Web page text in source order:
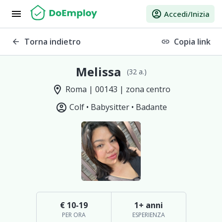
menu account_circle Accedi/Inizia
arrow_back Torna indietro link Copia link
Melissa (32 a.)
location_on Roma | 00143 | zona centro
account_circle Colf • Babysitter • Badante
€ 10-19
PER ORA
1+ anni
ESPERIENZA